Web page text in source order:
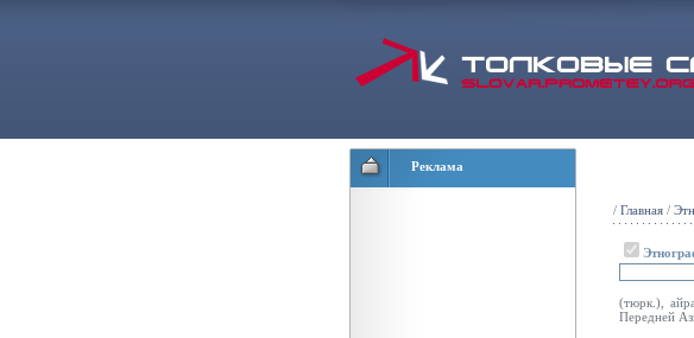
Реклама
/ Главная /
(тюрк.),
Передней